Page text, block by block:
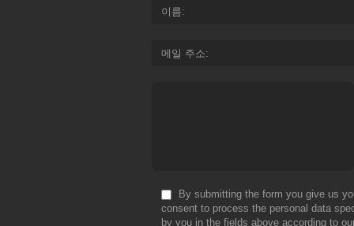
이름
메일 주소
By submitting the form you give us
consent to process the personal data
by you in the fields above according to